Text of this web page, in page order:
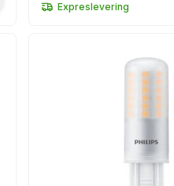
Expreslevering